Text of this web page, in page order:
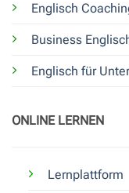
Englisch
Business
Englisch für
ONLINE LERNEN
Lernplattform